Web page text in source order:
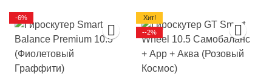
-6%
Хит!
--2%